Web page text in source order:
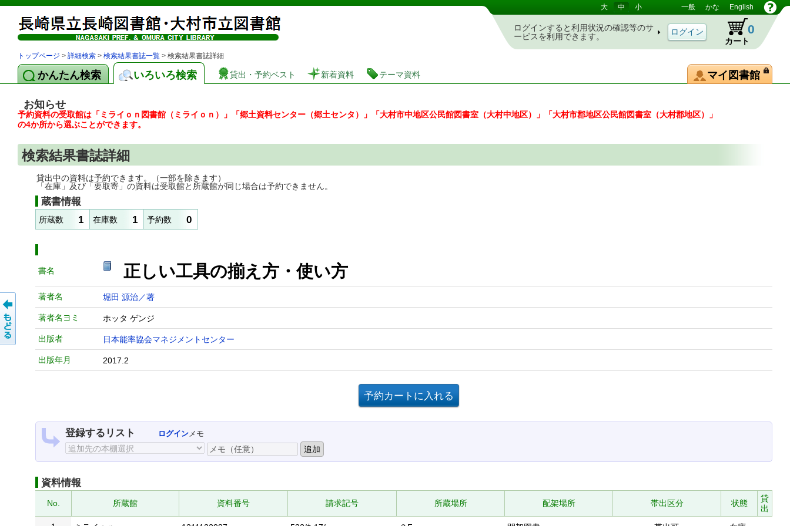
図書館 蔵書検索・予約システム 大 中 小 一般 かな English
ログインすると利用状況の確認等のサ
ービスを利用できます。
カート
0
トップページ > 詳細検索 > 検索結果書誌一覧 > 検索結果書誌詳細
かんたん検索 いろいろ検索 貸出・予約ベスト 新着資料 テーマ資料 マイ図書館
お知らせ
予約資料の受取館は「ミライｏｎ図書館（ミライｏｎ）」「郷土資料センター（郷土センタ）」「大村市中地区公民館図書室（大村中地区）」「大村市郡地区公民館図書室（大村郡地区）」
の4か所から選ぶことができます。
検索結果書誌詳細
貸出中の資料は予約できます。（一部を除きます）
「在庫」及び「要取寄」の資料は受取館と所蔵館が同じ場合は予約できません。
蔵書情報
所蔵数 1 在庫数 1 予約数 0
書名 正しい工具の揃え方・使い方
著者名 堀田 源治／著
著者名ヨミ ホッタ ゲンジ
出版者 日本能率協会マネジメントセンター
出版年月 2017.2
登録するリスト ログインメモ
資料情報
No. 所蔵館 資料番号 請求記号 所蔵場所 配架場所 帯出区分 状態
貸
出